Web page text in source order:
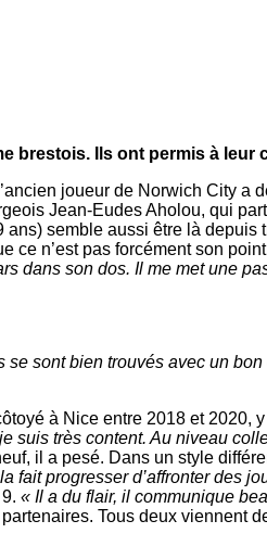
brestois. Ils ont permis à
joueur de Norwich City a
Jean-Eudes Aholou, qui
semble aussi être là
n’est pas forcément son
dans son dos. Il me met une
se sont bien trouvés avec un
à Nice entre 2018 et 2020,
suis très content. Au niveau
il a pesé. Dans un style
fait progresser d’affronter des
« Il a du flair, il communique
Tous deux viennent